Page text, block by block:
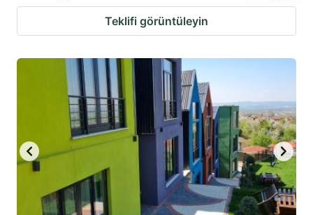
Teklifi görüntüleyin